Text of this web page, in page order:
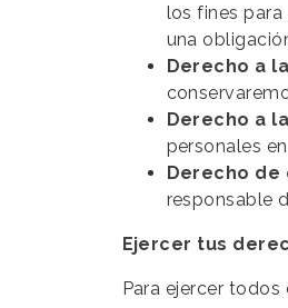
los fines
una
Derecho a
Derecho a
personales
Derecho de
responsable
Ejercer tus
Para ejercer